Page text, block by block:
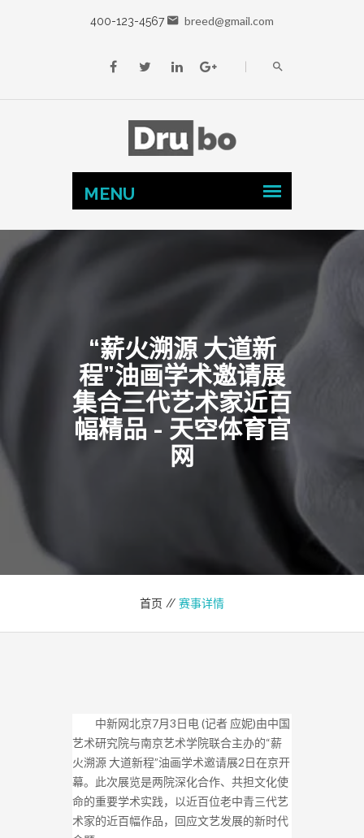
400-123-4567 breed@gmail.com
“薪火溯源 大道新
程”油画学术邀请展
集合三代艺术家近百
幅精品 - 天空体育官
网
首页 // 赛事详情
中新网北京7月3日电 (记者 应妮)由中国
艺术研究院与南京艺术学院联合主办的“薪
火溯源 大道新程”油画学术邀请展2日在京开
幕。此次展览是两院深化合作、共担文化使
命的重要学术实践，以近百位老中青三代艺
术家的近百幅作品，回应文艺发展的新时代